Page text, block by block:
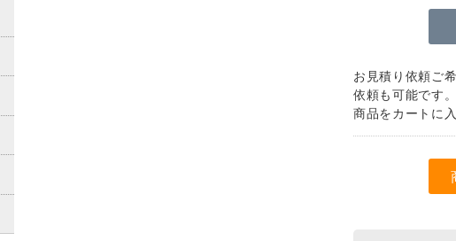
お見積り依頼ご
依頼も可能です。
商品をカートに